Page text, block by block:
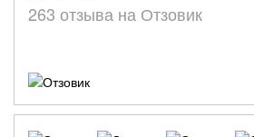
263 отзыва на Отзовик